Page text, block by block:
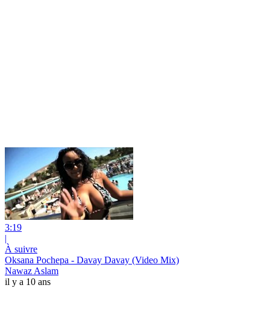
3:19
|
À suivre
Oksana Pochepa - Davay Davay (Video Mix)
Nawaz Aslam
il y a 10 ans